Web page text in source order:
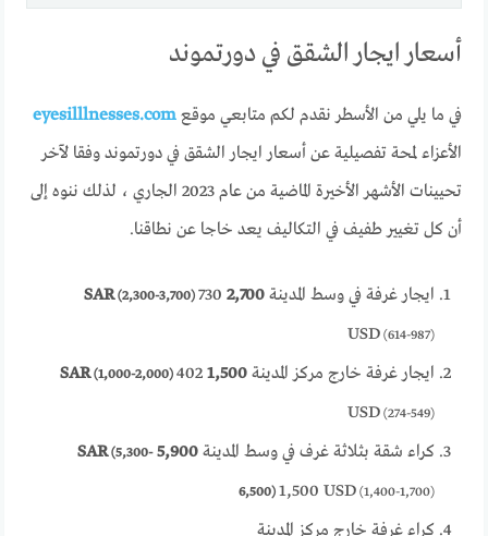
أسعار ايجار الشقق في دورتموند
في ما يلي من الأسطر نقدم لكم متابعي موقعeyesilllnesses.com
الأعزاء لمحة تفصيلية عن أسعار ايجار الشقق في دورتموند وفقا لآخر
تحيينات الأشهر الأخيرة الماضية من عام 2023 الجاري ، لذلك ننوه إلى
أن كل تغيير طفيف في التكاليف يعد خاجا عن نطاقنا.
ايجار غرفة في وسط المدينة2,700 SAR
(2,300-3,700) 730
USD(614-987)
ايجار غرفة خارج مركز المدينة1,500 SAR
(1,000-2,000) 402
USD(274-549)
كراء شقة بثلاثة غرف في وسط المدينة5,900 SAR
(5,300-
6,500) 1,500 USD(1,400-1,700)
كراء غرفة خارج مركز المدينة